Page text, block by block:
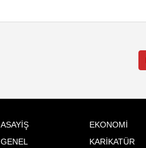
ASAYİŞ
EKONOMİ
GENEL
KARİKATÜR